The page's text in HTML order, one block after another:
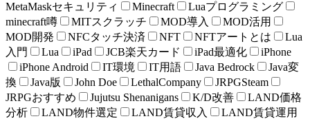
MetaMaskセキュリティ
Minecraft
Luaプログラミング
minecraft噂
MITスクラッチ MOD導入
MOD活用
MOD開発
NFCタッチ決済 NFT NFTアートとは
Lua
入門
Lua iPad JCB楽天カード iPad最適化
iPhone
iPhone Android
IT環境 IT用語 Java Bedrock
Java変
換
Java版 John Doe LethalCompany
JRPGSteam
JRPGおすすめ
Jujutsu Shenanigans K/D改善
LAND価格
分析
LAND物件選定 LAND賃貸収入
LAND賃貸運用